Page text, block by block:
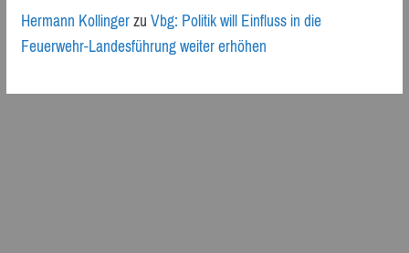
Hermann KollingerzuVbg: Politik will Einfluss in die
Feuerwehr-Landesführung weiter erhöhen